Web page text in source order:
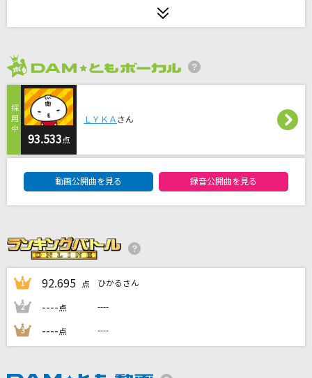
リコリス
Snow Man
正解
ここにはないもの
乃木坂46
[生音]粉雪
レミオロメン
ホウキ雲
RYTHEM
[生音]メリールー
93.533点
ＬＹＫＡ さん
動画公開曲を見る 録音公開曲を見る
1 92.695 点 ひかるさん
2 ----点 ----
3 ----点 ----